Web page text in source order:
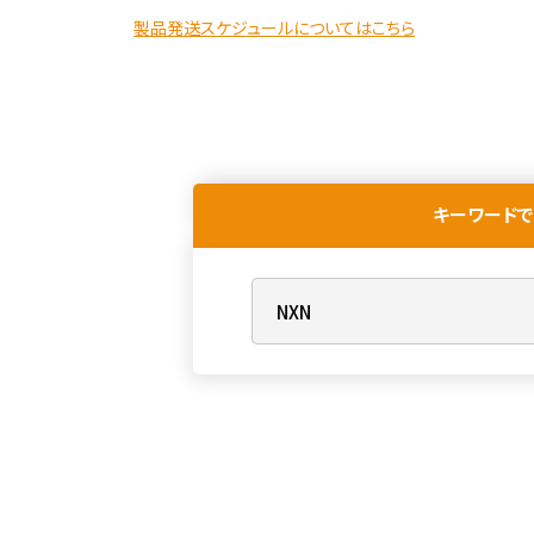
製品発送スケジュールについてはこちら
キーワード